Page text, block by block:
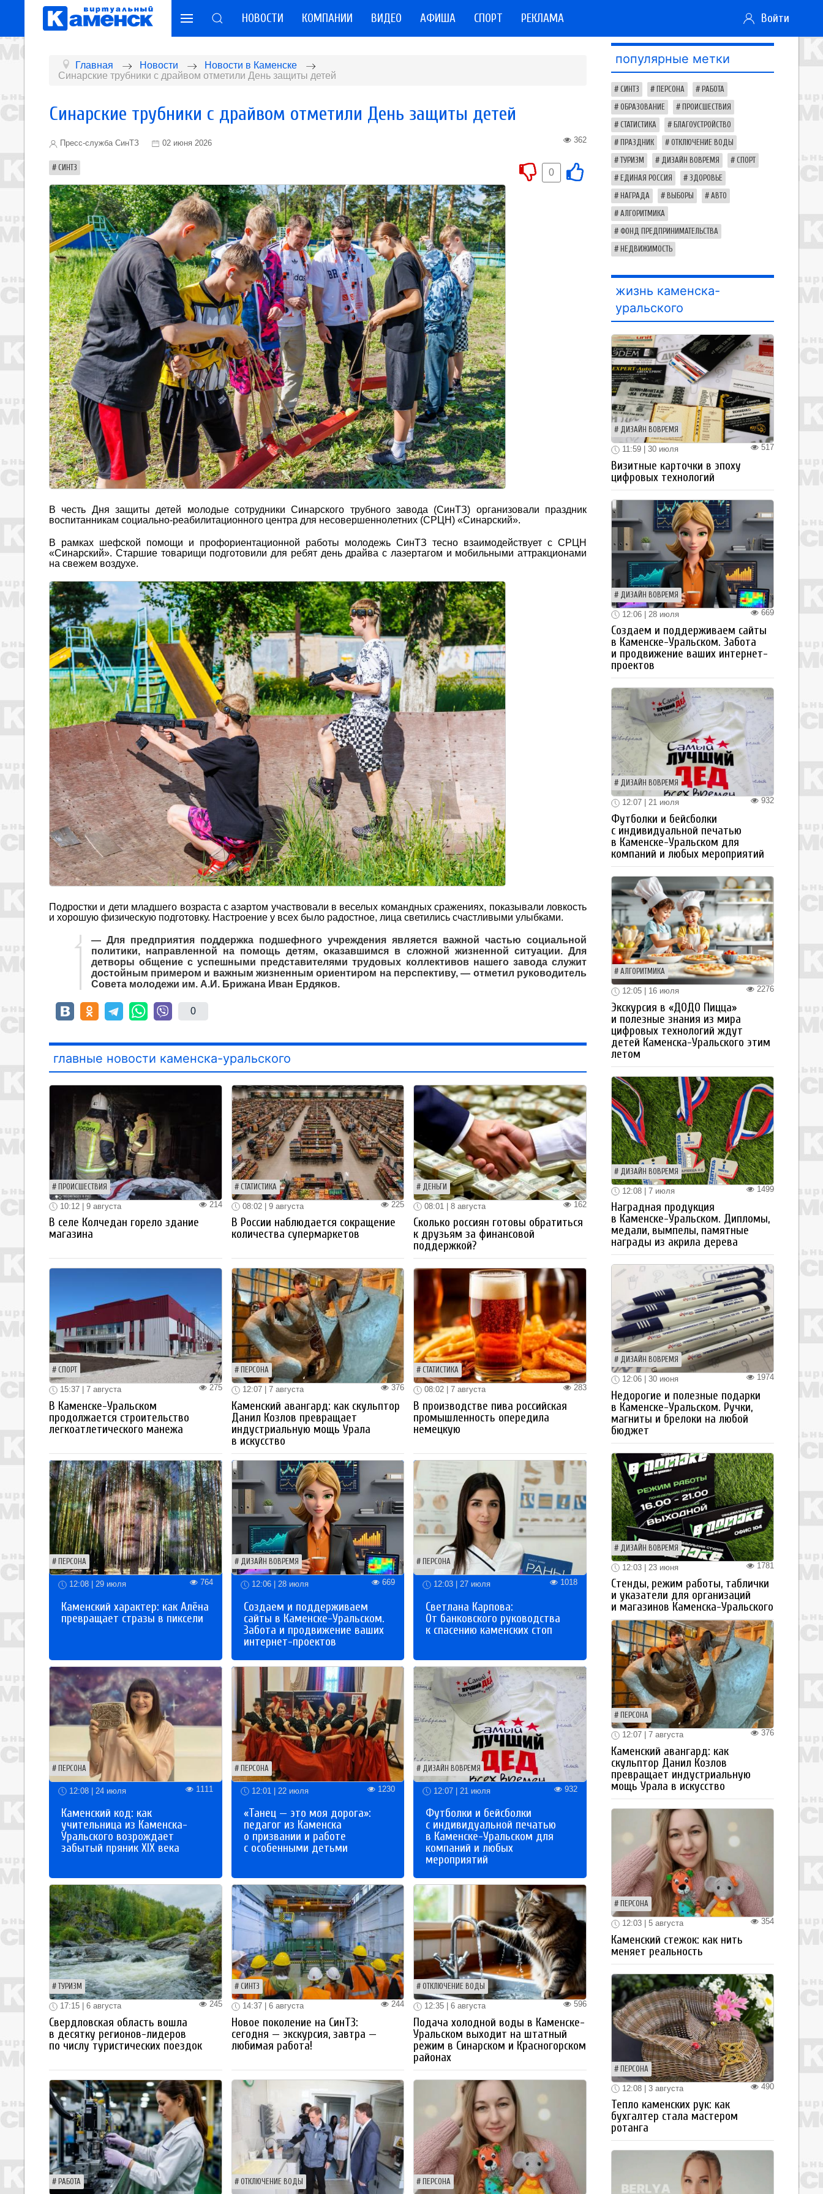
НОВОСТИ КОМПАНИИ ВИДЕО АФИША СПОРТ РЕКЛАМА Войти
Главная Новости
Новости в Каменске
Синарские трубники с драйвом отметили День защиты детей
Синарские трубники с драйвом отметили День защиты детей
Пресс-служба СинТЗ 02 июня 2026 362
СИНТЗ 0
В честь Дня защиты детей молодые сотрудники Синарского трубного завода (СинТЗ) организовали праздник
воспитанникам социально-реабилитационного центра для несовершеннолетних (СРЦН) «Синарский».
В рамках шефской помощи и профориентационной работы молодежь СинТЗ тесно взаимодействует с СРЦН
«Синарский». Старшие товарищи подготовили для ребят день драйва с лазертагом и мобильными аттракционами
на свежем воздухе.
Подростки и дети младшего возраста с азартом участвовали в веселых командных сражениях, показывали ловкость
и хорошую физическую подготовку. Настроение у всех было радостное, лица светились счастливыми улыбками.
— Для предприятия поддержка подшефного учреждения является важной частью социальной
политики, направленной на помощь детям, оказавшимся в сложной жизненной ситуации. Для
детворы общение с успешными представителями трудовых коллективов нашего завода служит
достойным примером и важным жизненным ориентиром на перспективу, — отметил руководитель
Совета молодежи им. А.И. Брижана Иван Ердяков.
0
главные новости каменска-уральского
ПРОИСШЕСТВИЯ
214
10:12 | 9 августа
В селе Колчедан горело здание
магазина
СТАТИСТИКА
225
08:02 | 9 августа
В России наблюдается сокращение
количества супермаркетов
ДЕНЬГИ
162
08:01 | 8 августа
Сколько россиян готовы обратиться
к друзьям за финансовой
поддержкой?
СПОРТ
275
15:37 | 7 августа
В Каменске-Уральском
продолжается строительство
легкоатлетического манежа
ПЕРСОНА
376
12:07 | 7 августа
Каменский авангард: как скульптор
Данил Козлов превращает
индустриальную мощь Урала
в искусство
СТАТИСТИКА
283
08:02 | 7 августа
В производстве пива российская
промышленность опередила
немецкую
ПЕРСОНА
12:08 | 29 июля 764
Каменский характер: как Алёна
превращает стразы в пиксели
ДИЗАЙН ВОВРЕМЯ
12:06 | 28 июля 669
Создаем и поддерживаем
сайты в Каменске-Уральском.
Забота и продвижение ваших
интернет-проектов
ПЕРСОНА
12:03 | 27 июля 1018
Светлана Карпова:
От банковского руководства
к спасению каменских стоп
ПЕРСОНА
12:08 | 24 июля 1111
Каменский код: как
учительница из Каменска-
Уральского возрождает
забытый пряник XIX века
ПЕРСОНА
12:01 | 22 июля 1230
«Танец — это моя дорога»:
педагог из Каменска
о призвании и работе
с особенными детьми
ДИЗАЙН ВОВРЕМЯ
12:07 | 21 июля 932
Футболки и бейсболки
с индивидуальной печатью
в Каменске-Уральском для
компаний и любых
мероприятий
ТУРИЗМ
245
17:15 | 6 августа
Свердловская область вошла
в десятку регионов-лидеров
по числу туристических поездок
СИНТЗ
244
14:37 | 6 августа
Новое поколение на СинТЗ:
сегодня — экскурсия, завтра —
любимая работа!
ОТКЛЮЧЕНИЕ ВОДЫ
596
12:35 | 6 августа
Подача холодной воды в Каменске-
Уральском выходит на штатный
режим в Синарском и Красногорском
районах
РАБОТА ОТКЛЮЧЕНИЕ ВОДЫ ПЕРСОНА
популярные метки
СИНТЗ ПЕРСОНА РАБОТА
ОБРАЗОВАНИЕ ПРОИСШЕСТВИЯ
СТАТИСТИКА БЛАГОУСТРОЙСТВО
ПРАЗДНИК ОТКЛЮЧЕНИЕ ВОДЫ
ТУРИЗМ ДИЗАЙН ВОВРЕМЯ СПОРТ
ЕДИНАЯ РОССИЯ ЗДОРОВЬЕ
НАГРАДА ВЫБОРЫ АВТО
АЛГОРИТМИКА
ФОНД ПРЕДПРИНИМАТЕЛЬСТВА
НЕДВИЖИМОСТЬ
жизнь каменска-
уральского
ДИЗАЙН ВОВРЕМЯ
517
11:59 | 30 июля
Визитные карточки в эпоху
цифровых технологий
ДИЗАЙН ВОВРЕМЯ
669
12:06 | 28 июля
Создаем и поддерживаем сайты
в Каменске-Уральском. Забота
и продвижение ваших интернет-
проектов
ДИЗАЙН ВОВРЕМЯ
932
12:07 | 21 июля
Футболки и бейсболки
с индивидуальной печатью
в Каменске-Уральском для
компаний и любых мероприятий
АЛГОРИТМИКА
2276
12:05 | 16 июля
Экскурсия в «ДОДО Пицца»
и полезные знания из мира
цифровых технологий ждут
детей Каменска-Уральского этим
летом
ДИЗАЙН ВОВРЕМЯ
1499
12:08 | 7 июля
Наградная продукция
в Каменске-Уральском. Дипломы,
медали, вымпелы, памятные
награды из акрила дерева
ДИЗАЙН ВОВРЕМЯ
1974
12:06 | 30 июня
Недорогие и полезные подарки
в Каменске-Уральском. Ручки,
магниты и брелоки на любой
бюджет
ДИЗАЙН ВОВРЕМЯ
1781
12:03 | 23 июня
Стенды, режим работы, таблички
и указатели для организаций
и магазинов Каменска-Уральского
ПЕРСОНА
376
12:07 | 7 августа
Каменский авангард: как
скульптор Данил Козлов
превращает индустриальную
мощь Урала в искусство
ПЕРСОНА
354
12:03 | 5 августа
Каменский стежок: как нить
меняет реальность
ПЕРСОНА
490
12:08 | 3 августа
Тепло каменских рук: как
бухгалтер стала мастером
ротанга